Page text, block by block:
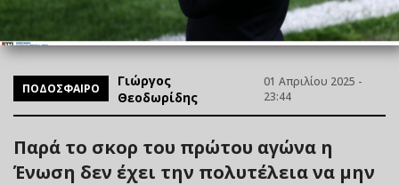
ΠΟΔΟΣΦΑΙΡΟ
Γιώργος
Θεοδωρίδης
01 Απριλίου 2025 -
23:44
Παρά το σκορ του πρώτου αγώνα η
Ένωση δεν έχει την πολυτέλεια να μην